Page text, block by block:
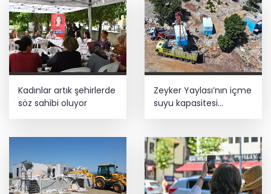
Kadınlar artık şehirlerde
söz sahibi oluyor
Zeyker Yaylası’nın içme
suyu kapasitesi
güçlendirildi